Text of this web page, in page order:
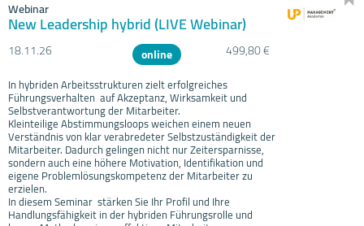
Webinar
New Leadership hybrid (LIVE Webinar)
18.11.26 online 499,80 €
In hybriden Arbeitsstrukturen zielt erfolgreiches
Führungsverhalten auf Akzeptanz, Wirksamkeit und
Selbstverantwortung der Mitarbeiter.
Kleinteilige Abstimmungsloops weichen einem neuen
Verständnis von klar verabredeter Selbstzuständigkeit der
Mitarbeiter. Dadurch gelingen nicht nur Zeitersparnisse,
sondern auch eine höhere Motivation, Identifikation und
eigene Problemlösungskompetenz der Mitarbeiter zu
erzielen.
In diesem Seminar stärken Sie Ihr Profil und Ihre
Handlungsfähigkeit in der hybriden Führungsrolle und